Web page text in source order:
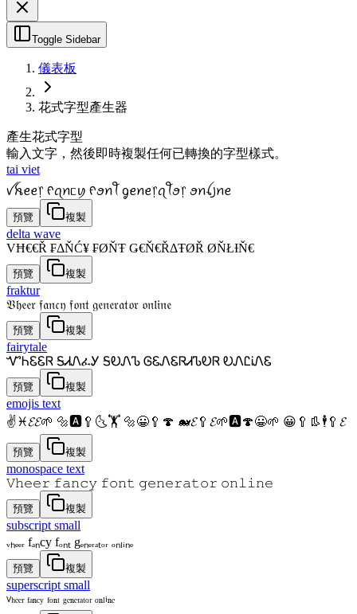
Toggle Sidebar
儀表板
花式字型產生器
產生花式字型
輸入文字，然後即時複製任何已轉換的字型樣式。
tai viet
ꪜꫝꫀꫀ᥅ ᠻꪖꪀᥴꪗ ᠻꪮꪀꪻ ᧁꫀꪀꫀ᥅ꪖꪻꪮ᥅ ꪮꪀꪶ꠸ꪀꫀ
預覽 複製
delta wave
VĦ€€Ř ₣ΔŇĆ¥ ₣ØŇŦ Ǥ€Ň€ŘΔŦØŘ ØŇŁƗŇ€
預覽 複製
fraktur
𝔙𝔥𝔢𝔢𝔯 𝔣𝔞𝔫𝔠𝔶 𝔣𝔬𝔫𝔱 𝔤𝔢𝔫𝔢𝔯𝔞𝔱𝔬𝔯 𝔬𝔫𝔩𝔦𝔫𝔢
預覽 複製
fairytale
ᏉᏂᏋᏋᏒ ᎦᏗᏁፈᎩ ᎦᎧᏁᏖ ᎶᏋᏁᏋᏒᏗᏖᎧᏒ ᎧᏁᏝᎥᏁᏋ
預覽 複製
emojis text
✌♓𝓔𝓔🌱 🔩🅰🥄🌜🏋 🔩😀🥄🍄 🐋𝓔🥄𝓔🌱🅰🍄😀🌱 😀🥄👢🕴🥄𝓔
預覽 複製
monospace text
𝚅𝚑𝚎𝚎𝚛 𝚏𝚊𝚗𝚌𝚢 𝚏𝚘𝚗𝚝 𝚐𝚎𝚗𝚎𝚛𝚊𝚝𝚘𝚛 𝚘𝚗𝚕𝚒𝚗𝚎
預覽 複製
subscript small
ᵥₕₑₑᵣ fₐₙcy fₒₙₜ gₑₙₑᵣₐₜₒᵣ ₒₙₗᵢₙₑ
預覽 複製
superscript small
ⱽʰᵉᵉʳ ᶠᵃⁿᶜʸ ᶠᵒⁿᵗ ᵍᵉⁿᵉʳᵃᵗᵒʳ ᵒⁿˡⁱⁿᵉ